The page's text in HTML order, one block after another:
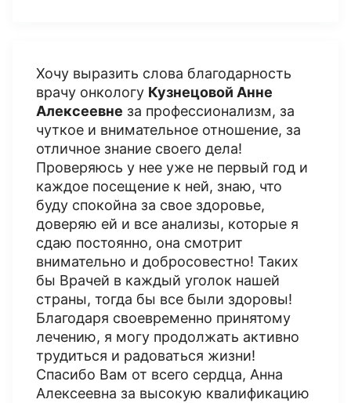
Хочу выразить слова благодарность
врачу онкологу Кузнецовой Анне
Алексеевне за профессионализм, за
чуткое и внимательное отношение, за
отличное знание своего дела!
Проверяюсь у нее уже не первый год и
каждое посещение к ней, знаю, что
буду спокойна за свое здоровье,
доверяю ей и все анализы, которые я
сдаю постоянно, она смотрит
внимательно и добросовестно! Таких
бы Врачей в каждый уголок нашей
страны, тогда бы все были здоровы!
Благодаря своевременно принятому
лечению, я могу продолжать активно
трудиться и радоваться жизни!
Спасибо Вам от всего сердца, Анна
Алексеевна за высокую квалификацию